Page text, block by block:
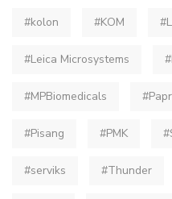
#kolon #KOM
#Leica Microsystems
#MPBiomedicals
#Pisang #PMK
#serviks #Thunder